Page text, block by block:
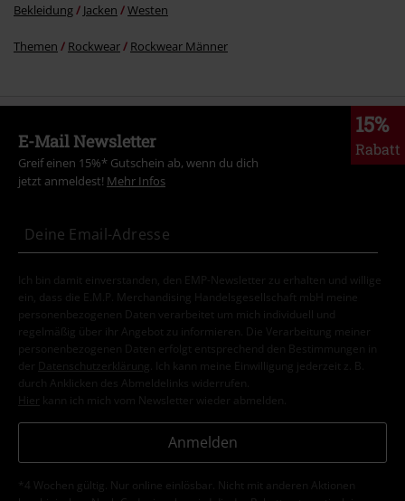
Bekleidung Jacken Westen
Themen Rockwear Rockwear Männer
15%
Rabatt
E-Mail Newsletter
Greif einen 15%* Gutschein ab, wenn du dich
jetzt anmeldest! Mehr Infos
Ich bin damit einverstanden, den EMP-Newsletter zu erhalten und willige
ein, dass die E.M.P. Merchandising Handelsgesellschaft mbH meine
personenbezogenen Daten verarbeitet um mich individuell und
regelmäßig über ihr Angebot zu informieren. Die Verarbeitung meiner
personenbezogenen Daten erfolgt entsprechend den Bestimmungen in
der
Datenschutzerklärung
. Ich kann meine Einwilligung jederzeit z. B.
durch Anklicken des Abmeldelinks widerrufen.
Hier kann ich mich vom Newsletter wieder abmelden.
Anmelden
*4 Wochen gültig. Nur online einlösbar. Nicht mit anderen Aktionen